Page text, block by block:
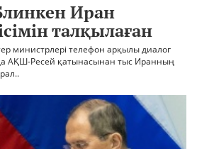
Иран
талқылаған
министрлері телефон арқылы диалог
АҚШ-Ресей қатынасынан тыс Иранның